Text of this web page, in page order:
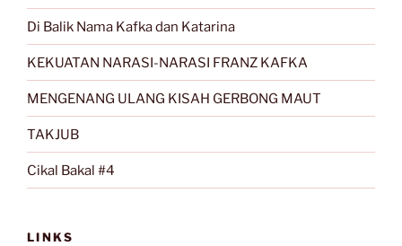
Di Balik Nama Kafka dan Katarina
KEKUATAN NARASI-NARASI FRANZ KAFKA
MENGENANG ULANG KISAH GERBONG MAUT
TAKJUB
Cikal Bakal #4
LINKS